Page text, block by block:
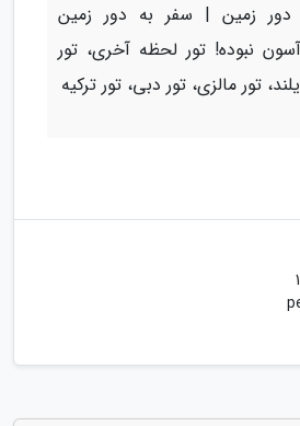
دور زمین | سفر به دور زمین
نبوده! تور لحظه آخری، تور
تور مالزی، تور دبی، تور ترکیه